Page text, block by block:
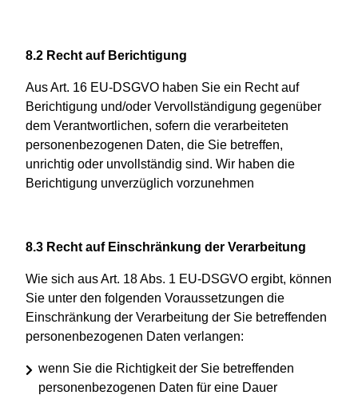
8.2 Recht auf Berichtigung
Aus Art. 16 EU-DSGVO haben Sie ein Recht auf
Berichtigung und/oder Vervollständigung gegenüber
dem Verantwortlichen, sofern die verarbeiteten
personenbezogenen Daten, die Sie betreffen,
unrichtig oder unvollständig sind. Wir haben die
Berichtigung unverzüglich vorzunehmen
8.3 Recht auf Einschränkung der Verarbeitung
Wie sich aus Art. 18 Abs. 1 EU-DSGVO ergibt, können
Sie unter den folgenden Voraussetzungen die
Einschränkung der Verarbeitung der Sie betreffenden
personenbezogenen Daten verlangen:
wenn Sie die Richtigkeit der Sie betreffenden
personenbezogenen Daten für eine Dauer